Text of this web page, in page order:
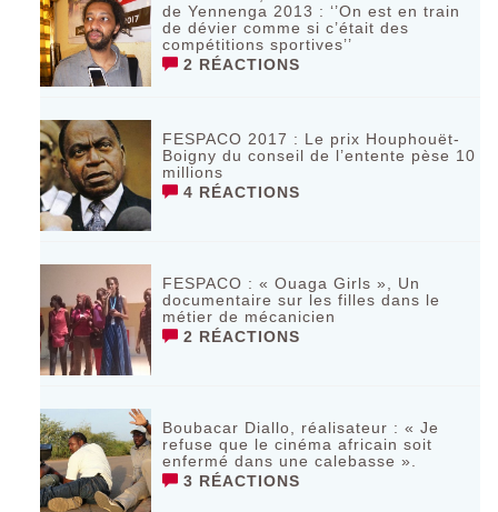
de Yennenga 2013 : ‘’On est en train
de dévier comme si c’était des
compétitions sportives’’
2 RÉACTIONS
FESPACO 2017 : Le prix Houphouët-
Boigny du conseil de l’entente pèse 10
millions
4 RÉACTIONS
FESPACO : « Ouaga Girls », Un
documentaire sur les filles dans le
métier de mécanicien
2 RÉACTIONS
Boubacar Diallo, réalisateur : « Je
refuse que le cinéma africain soit
enfermé dans une calebasse ».
3 RÉACTIONS